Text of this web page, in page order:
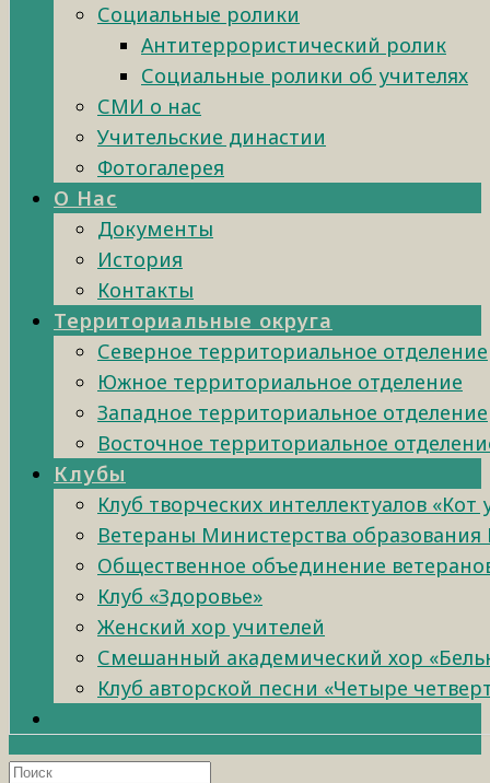
Социальные ролики
Антитеррористический ролик
Социальные ролики об учителях
СМИ о нас
Учительские династии
Фотогалерея
О Нас
Документы
История
Контакты
Территориальные округа
Северное территориальное отделение
Южное территориальное отделение
Западное территориальное отделение
Восточное территориальное
Клубы
Клуб творческих интеллектуалов «Кот
Ветераны Министерства образования
Общественное объединение
Клуб «Здоровье»
Женский хор учителей
Смешанный академический хор
Клуб авторской песни «Четыре